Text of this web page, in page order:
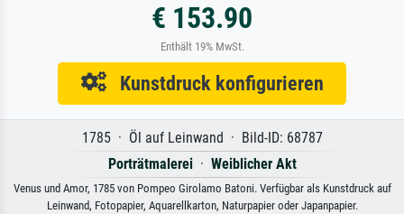
€ 153.90
Enthält 19% MwSt.
Kunstdruck konfigurieren
1785 · Öl auf Leinwand · Bild-ID: 68787
Porträtmalerei· Weiblicher Akt
Venus und Amor, 1785 von Pompeo Girolamo Batoni. Verfügbar als Kunstdruck auf
Leinwand, Fotopapier, Aquarellkarton, Naturpapier oder Japanpapier.